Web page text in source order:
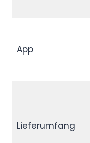
App
Lieferumfang